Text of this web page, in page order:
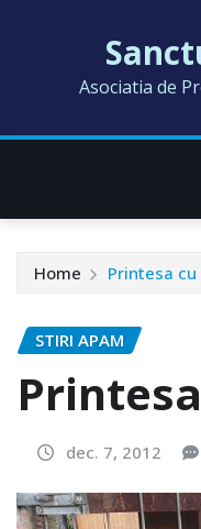
Asociatia de
Home Printesa
STIRI APAM
dec. 7, 2012